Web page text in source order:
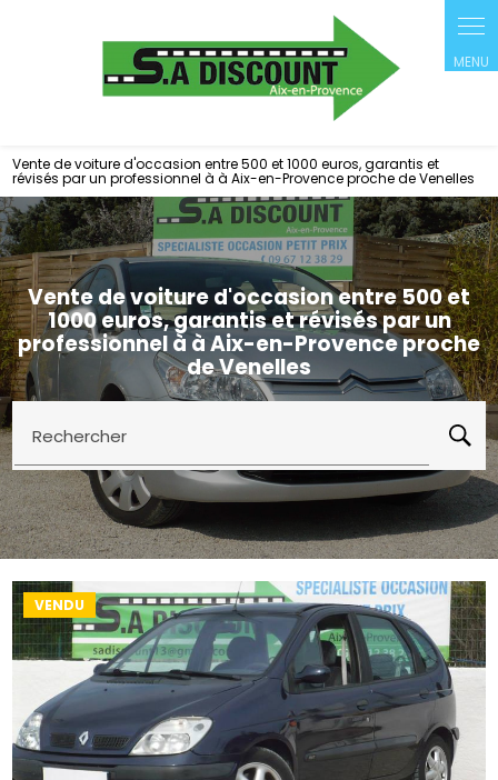
Vente de voiture d'occasion entre 500 et 1000 euros, garantis et
révisés par un professionnel à à Aix-en-Provence proche de Venelles
Vente de voiture d'occasion entre 500 et
1000 euros, garantis et révisés par un
professionnel à à Aix-en-Provence proche
de Venelles
Rechercher
VENDU